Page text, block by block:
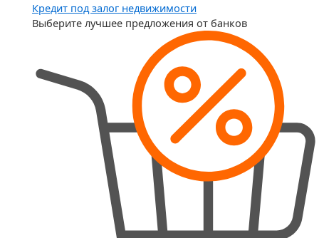
Кредит под залог недвижимости
Выберите лучшее предложения от банков